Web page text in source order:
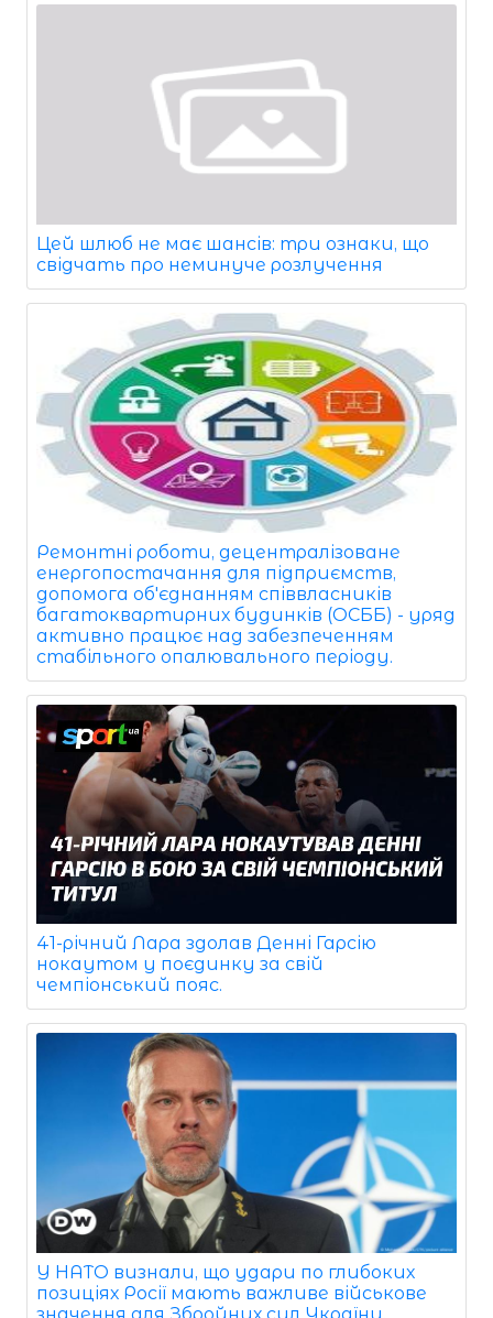
Цей шлюб не має шансів: три ознаки, що
свідчать про неминуче розлучення
Ремонтні роботи, децентралізоване
енергопостачання для підприємств,
допомога об'єднанням співвласників
багатоквартирних будинків (ОСББ) - уряд
активно працює над забезпеченням
стабільного опалювального періоду.
41-річний Лара здолав Денні Гарсію
нокаутом у поєдинку за свій
чемпіонський пояс.
У НАТО визнали, що удари по глибоких
позиціях Росії мають важливе військове